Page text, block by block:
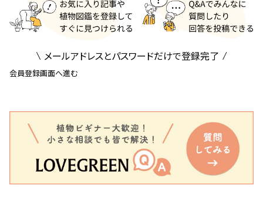
メールアドレスとパスワードだけで登録完了
会員登録画面へ進む